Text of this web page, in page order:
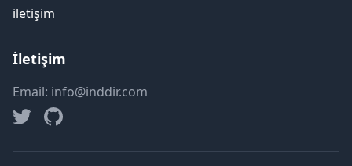
iletişim
İletişim
Email: info@inddir.com